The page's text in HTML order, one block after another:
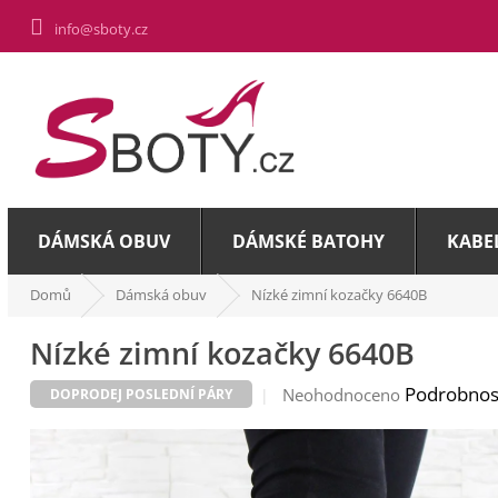
obsah
info@sboty.cz
DÁMSKÁ OBUV DÁMSKÉ BATOHY
Domů Dámská obuv Nízké zimní kozačky 6640B
Nízké zimní kozačky 6640B
DOPRODEJ POSLEDNÍ PÁRY
Průměrné
produktu
Neohodnoceno